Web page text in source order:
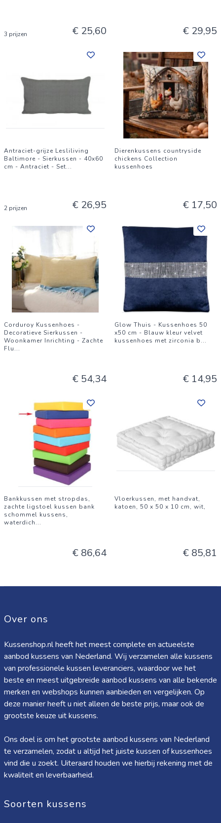
3 prijzen € 25,60 € 29,95
Antraciet-grijze Lesliliving
Baltimore - Sierkussen - 40x60
cm - Antraciet - Set...
2 prijzen € 26,95
Dierenkussens countryside
chickens Collection
kussenhoes
€ 17,50
Corduroy Kussenhoes -
Decoratieve Sierkussen -
Woonkamer Inrichting - Zachte
Flu...
€ 54,34
Glow Thuis - Kussenhoes 50
x50 cm - Blauw kleur velvet
kussenhoes met zirconia b...
€ 14,95
Bankkussen met stropdas,
zachte ligstoel kussen bank
schommel kussens,
waterdich...
€ 86,64
Vloerkussen, met handvat,
katoen, 50 x 50 x 10 cm, wit,
€ 85,81
Over ons
Kussenshop.nl heeft het meest complete en actueelste
aanbod kussens van Nederland. Wij verzamelen alle kussens
van professionele kussen leveranciers, waardoor we het
beste en meest uitgebreide aanbod kussens van alle bekende
merken en webshops kunnen aanbieden en vergelijken. Op
deze manier heeft u niet alleen de beste prijs, maar ook de
grootste keuze uit kussens.
Ons doel is om het grootste aanbod kussens van Nederland
te verzamelen, zodat u altijd het juiste kussen of kussenhoes
vind die u zoekt. Uiteraard houden we hierbij rekening met de
kwaliteit en leverbaarheid.
Soorten kussens